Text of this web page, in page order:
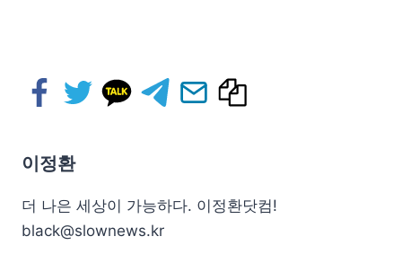
이정환
더 나은 세상이 가능하다. 이정환닷컴!
black@slownews.kr